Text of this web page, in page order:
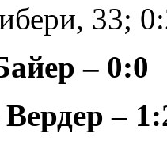
33;
– 0:0
–